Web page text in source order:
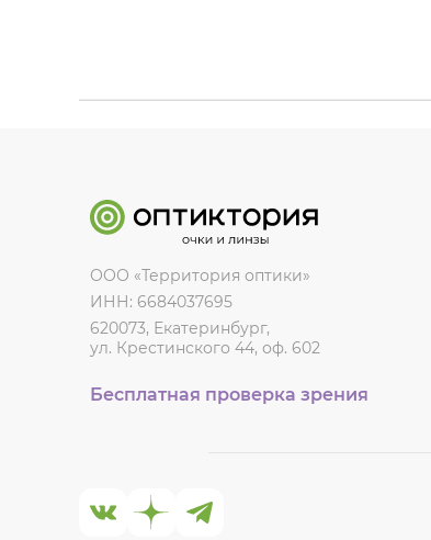
ООО «Территория оптики»
ИНН: 6684037695
620073, Екатеринбург,
ул. Крестинского 44, оф. 602
Бесплатная проверка зрения